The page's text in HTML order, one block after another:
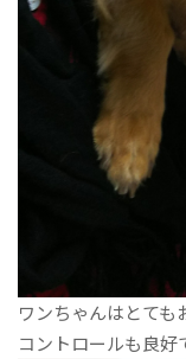
ワンちゃんはとて
コントロールも良好